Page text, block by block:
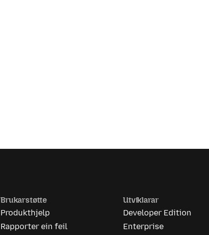
Brukarstøtte
Produkthjelp
Rapporter ein feil
Utviklarar
Developer Edition
Enterprise